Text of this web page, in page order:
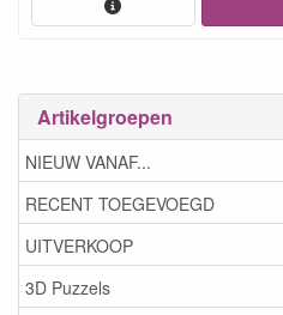
Artikelgroepen
NIEUW VANAF...
RECENT TOEGEVOEGD
UITVERKOOP
3D Puzzels